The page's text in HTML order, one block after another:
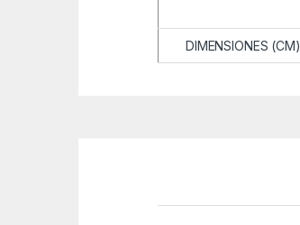
DIMENSIONES (CM)